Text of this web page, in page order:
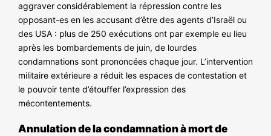
aggraver considérablement la répression contre les
opposant-es en les accusant d’être des agents d’Israël ou
des USA : plus de 250 exécutions ont par exemple eu lieu
après les bombardements de juin, de lourdes
condamnations sont prononcées chaque jour. L’intervention
militaire extérieure a réduit les espaces de contestation et
le pouvoir tente d’étouffer l’expression des
mécontentements.
Annulation de la condamnation à mort de